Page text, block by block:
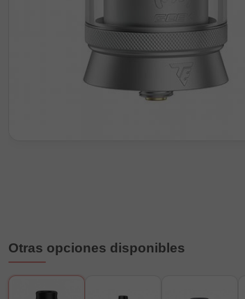
Otras opciones disponibles